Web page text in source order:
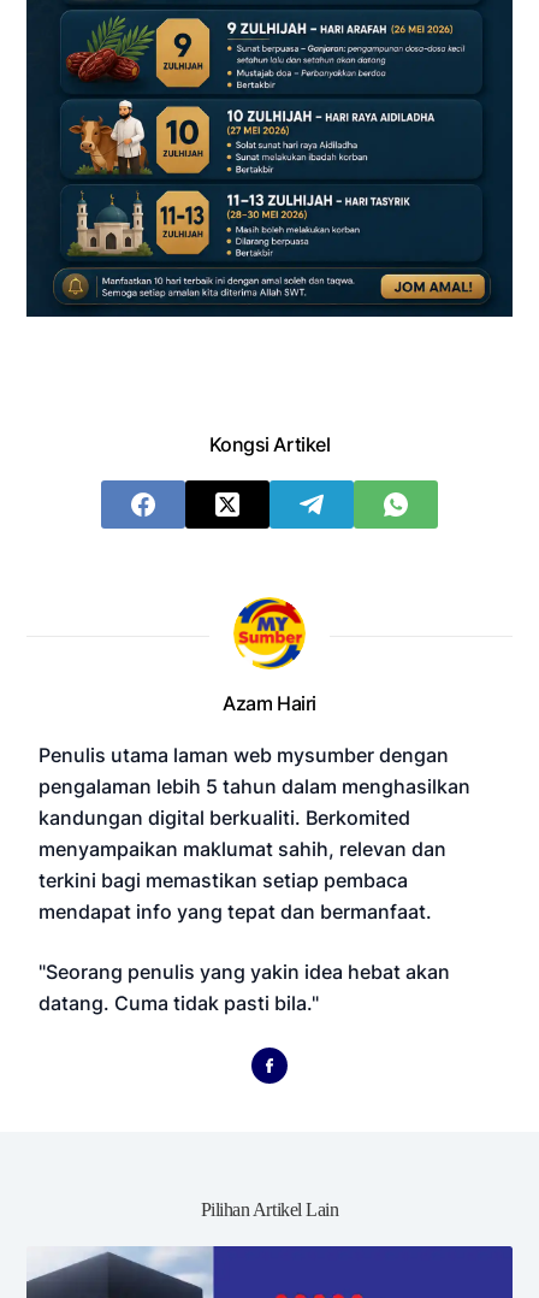
Kongsi Artikel
Azam Hairi
Penulis utama laman web mysumber dengan
pengalaman lebih 5 tahun dalam menghasilkan
kandungan digital berkualiti. Berkomited
menyampaikan maklumat sahih, relevan dan
terkini bagi memastikan setiap pembaca
mendapat info yang tepat dan bermanfaat.
"Seorang penulis yang yakin idea hebat akan
datang. Cuma tidak pasti bila."
Pilihan Artikel Lain